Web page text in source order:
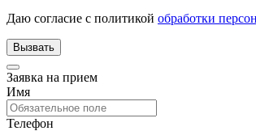
Даю согласие с политикой обработки
Заявка на прием
Имя
Телефон